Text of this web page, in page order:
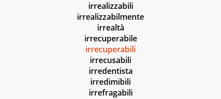
irrealizzabili
irrealizzabilmente
irrealtà
irrecuperabile
irrecuperabili
irrecusabili
irredentista
irredimibili
irrefragabili